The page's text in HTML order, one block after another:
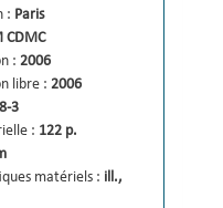
: Paris
CDMC
: 2006
libre : 2006
3
: 122 p.
matériels : ill.,